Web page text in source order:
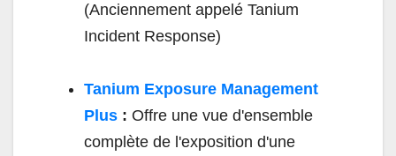
(Anciennement appelé Tanium
Incident Response)
Tanium Exposure Management
Plus : Offre une vue d'ensemble
complète de l'exposition d'une